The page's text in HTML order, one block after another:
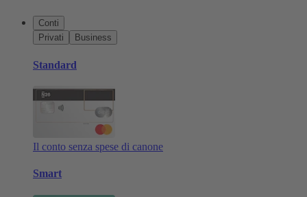
Conti
Privati
Business
Standard
Il conto senza spese di canone
Smart